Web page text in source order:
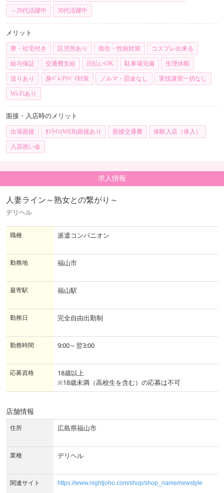
～20代活躍中 30代活躍中
メリット
寮・社宅付き 託児所あり 衛生・性病対策 コスプレ出来る
給与保証 交通費支給 日払いOK 駐車場完備 生理休暇
送りあり 身ﾊﾞﾚ/ｱﾘﾊﾞｲ対策 ノルマ・罰金なし 実技講習一切なし
Wi-Fiあり
面接・入店時のメリット
出張面接 ｵﾝﾗｲﾝ(WEB)面接あり 面接交通費 体験入店（体入）
入店祝い金
求人情報
人妻ライン～熟女との繋がり～
デリヘル
職種 派遣コンパニオン
勤務地 福山市
最寄駅 福山駅
勤務日 完全自由出勤制
勤務時間 9:00～翌3:00
応募資格
18歳以上
※18歳未満（高校生を含む）の応募は不可
店舗情報
住所 広島県福山市
業種 デリヘル
関連サイト https://www.nightjoho.com/shop/shop_name/newstyle